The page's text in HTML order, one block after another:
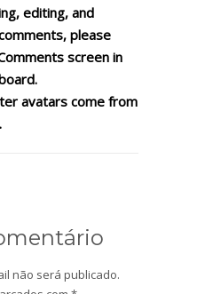
editing, and
please
screen in
avatars come from
.
não será publicado.